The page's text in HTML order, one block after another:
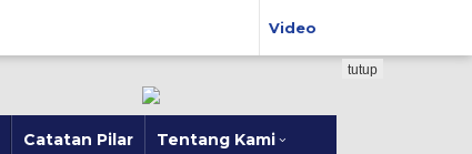
Video
Catatan Pilar Tentang Kami
tutup